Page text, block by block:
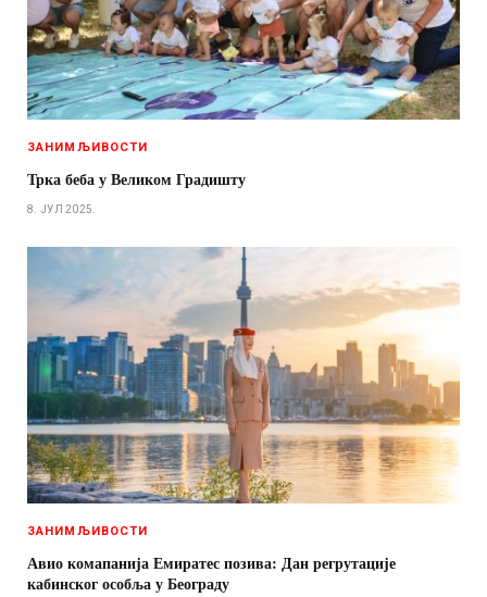
ЗАНИМЉИВОСТИ
Трка беба у Великом Градишту
8. ЈУЛ 2025.
ЗАНИМЉИВОСТИ
Авио комапанија Емиратес позива: Дан регрутације
кабинског особља у Београду